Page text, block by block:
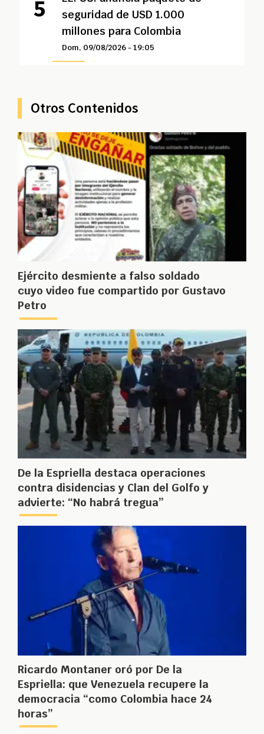
seguridad de USD 1.000
millones para Colombia
Dom, 09/08/2026 - 19:05
Otros Contenidos
Ejército desmiente a falso soldado
cuyo video fue compartido por Gustavo
Petro
De la Espriella destaca operaciones
contra disidencias y Clan del Golfo y
advierte: “No habrá tregua”
Ricardo Montaner oró por De la
Espriella: que Venezuela recupere la
democracia “como Colombia hace 24
horas”